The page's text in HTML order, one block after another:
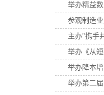
举办精益
参观制造
主办"携手
举办《从
举办降本增
举办第二